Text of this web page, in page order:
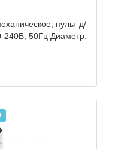
пульт д/
240В, 50Гц Диаметр: